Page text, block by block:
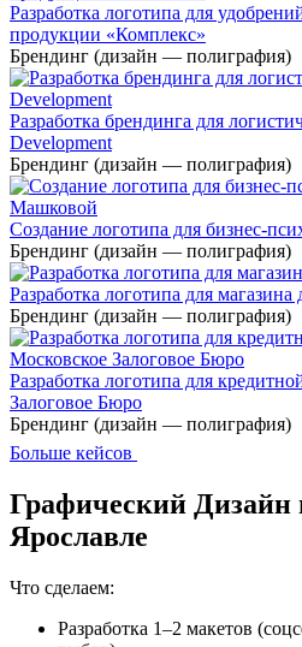
Разработка логотипа для
продукции «Комплекс»
Брендинг (дизайн — полиграфия)
Разработка брендинга для
Development
Брендинг (дизайн — полиграфия)
Создание логотипа для бизнес-
Брендинг (дизайн — полиграфия)
Разработка логотипа для
Брендинг (дизайн — полиграфия)
Разработка логотипа для
Залоговое Бюро
Брендинг (дизайн — полиграфия)
Больше кейсов
Графический Дизайн
Ярославле
Что сделаем:
Разработка 1–2 макетов